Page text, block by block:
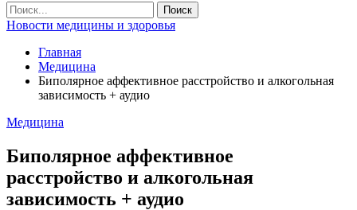
Новости медицины и здоровья
Главная
Медицина
Биполярное аффективное расстройство и алкогольная
зависимость + аудио
Медицина
Биполярное аффективное
расстройство и алкогольная
зависимость + аудио